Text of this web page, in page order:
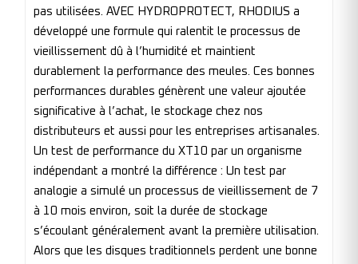
pas utilisées. AVEC HYDROPROTECT, RHODIUS a
développé une formule qui ralentit le processus de
vieillissement dû à l’humidité et maintient
durablement la performance des meules. Ces bonnes
performances durables génèrent une valeur ajoutée
significative à l’achat, le stockage chez nos
distributeurs et aussi pour les entreprises artisanales.
Un test de performance du XT10 par un organisme
indépendant a montré la différence : Un test par
analogie a simulé un processus de vieillissement de 7
à 10 mois environ, soit la durée de stockage
s’écoulant généralement avant la première utilisation.
Alors que les disques traditionnels perdent une bonne